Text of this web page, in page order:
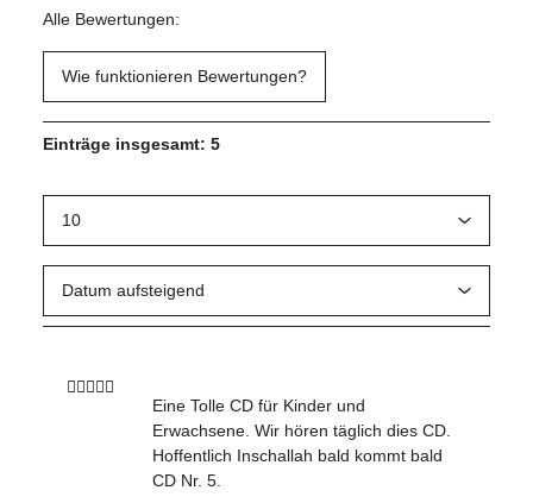
Alle Bewertungen:
Wie funktionieren Bewertungen?
Einträge insgesamt: 5
Eine Tolle CD für Kinder und
Erwachsene. Wir hören täglich dies CD.
Hoffentlich Inschallah bald kommt bald
CD Nr. 5.